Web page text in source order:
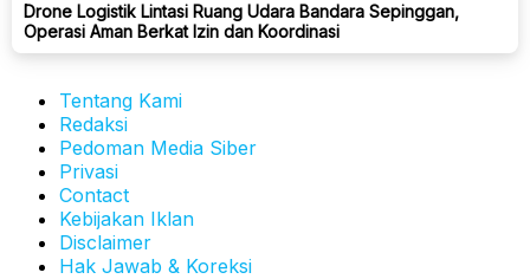
Drone Logistik Lintasi Ruang Udara Bandara Sepinggan,
Operasi Aman Berkat Izin dan Koordinasi
Tentang Kami
Redaksi
Pedoman Media Siber
Privasi
Contact
Kebijakan Iklan
Disclaimer
Hak Jawab & Koreksi